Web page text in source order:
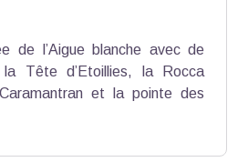
de l’Aigue blanche avec de
Tête d’Etoillies, la Rocca
et la pointe des